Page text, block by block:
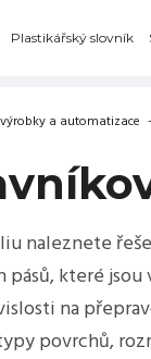
Plastikářský slovník
a automatizace -
naleznete
pásů, které
na
povrchů,